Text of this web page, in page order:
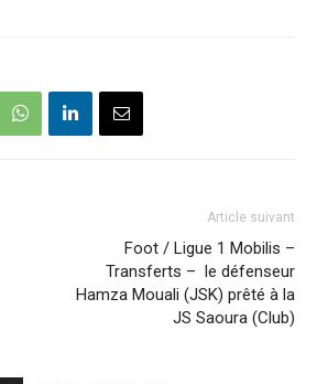
Article suivant
Foot / Ligue 1 Mobilis –
Transferts – le défenseur
Hamza Mouali (JSK) prêté à la
JS Saoura (Club)